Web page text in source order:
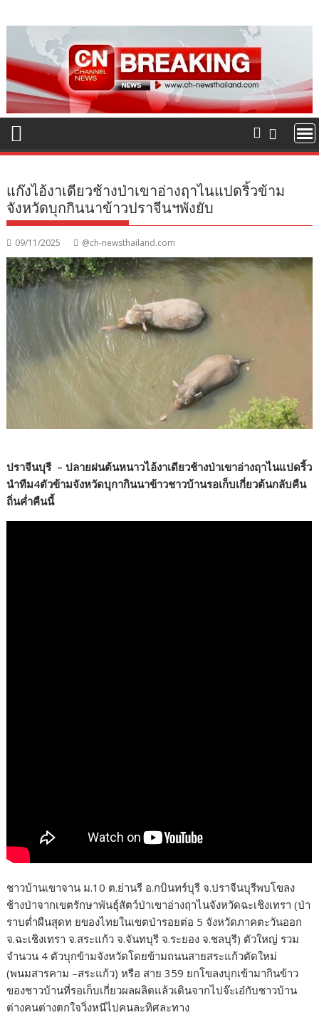
to
content
แก๊งไอ้งาเดียวช้างป่าเขาอ่างฤาไนแปดริ้วข้าม
จังหวัดบุกกินนาข้าวปราจีนฯพังยับ
09/11/2025 @ch-newsthailand.com
ปราจีนบุรี – ปลายฝนต้นหนาวไอ้งาเดียวช้างป่าเขาอ่างฤาไนแปดริ้ว
นำทีม4ตัวข้ามจังหวัดบุกากินนาข้าวชาวบ้านรอเก็บเกี่ยวต้นกลับคืน
ถิ่นค่ำคืนนี้
ชาวบ้านเขาจาน ม.10 ต.ย่านรี อ.กบินทร์บุรี จ.ปราจีนบุรีพบโขลง
ช้างป่าจากเขตรักษาพันธุ์สัตว์ป่าเขาอ่างฤาไนจังหวัดฉะเชิงเทรา (ป่า
ราบต่ำผืนสุดท ยของไทยในเขตป่ารอยต่อ 5 จังหวัดภาคตะวันออก
จ.ฉะเชิงเทรา จ.สระแก้ว จ.จันทบุรี จ.ระยอง จ.ชลบุรี) ตัวใหญ่ รวม
จำนวน 4 ตัวบุกข้ามจังหวัดโดยข้ามถนนสายสระแก้วตัดใหม่
(พนมสารคาม –สระแก้ว) หรือ สาย 359 ยกโขลงบุกเข้ามากินข้าว
ของชาวบ้านที่รอเก็บเกี่ยวผลผลิตแล้วเดินจากไปจ๊ะเอ๋กับชาวบ้าน
ต่างคนต่างตกใจวิ่งหนีไปคนละทิศละทาง